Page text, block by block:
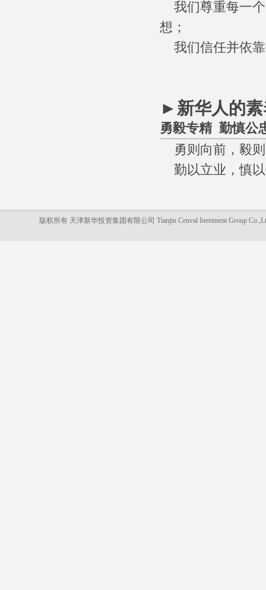
我们尊重每一个
想；
我们信任并依靠
► 新华人的
勇毅专精 勤慎公
勇则向前，毅则
勤以立业，慎以
版权所有 天津新华投资集团有限公司 Tianjin Cenval Inestment Group